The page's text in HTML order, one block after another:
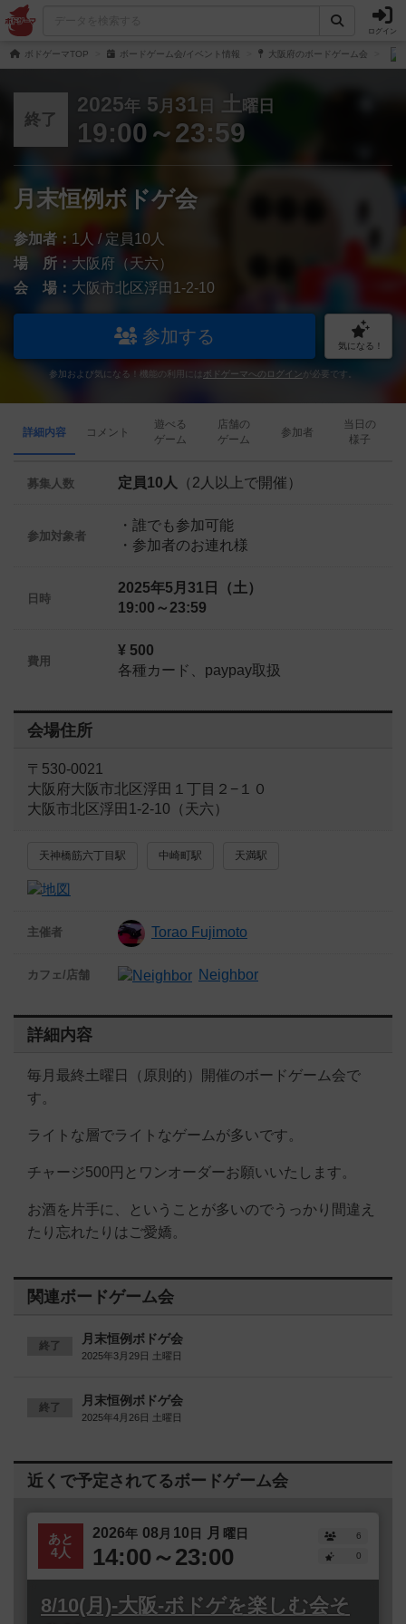
ログイン
ボドゲーマTOP ボードゲーム会/イベント情報 大阪府のボードゲーム会
終了
2025年 5 月 31 日 土曜日
19:00～23:59
月末恒例ボドゲ会
参加者： 1人 / 定員10人
場 所： 大阪府（天六）
会 場： 大阪市北区浮田1-2-10
参加する 気になる！
参加および気になる！機能の利用には ボドゲーマへのログイン が必要です。
詳細内容 コメント
遊べる
ゲーム
店舗の
ゲーム
参加者
当日の
様子
募集人数 定員10人 （2人以上で開催）
参加対象者
・誰でも参加可能
・参加者のお連れ様
日時
2025年5月31日（土）
19:00～23:59
費用
¥ 500
各種カード、paypay取扱
会場住所
〒530-0021
大阪府大阪市北区浮田１丁目２−１０
大阪市北区浮田1-2-10（天六）
天神橋筋六丁目駅 中崎町駅 天満駅
主催者 Torao Fujimoto
カフェ/店舗 Neighbor
詳細内容
毎月最終土曜日（原則的）開催のボードゲーム会で
す。
ライトな層でライトなゲームが多いです。
チャージ500円とワンオーダーお願いいたします。
お酒を片手に、ということが多いのでうっかり間違え
たり忘れたりはご愛嬌。
関連ボードゲーム会
終了 月末恒例ボドゲ会
2025年3月29日 土曜日
終了 月末恒例ボドゲ会
2025年4月26日 土曜日
近くで予定されてるボードゲーム会
あと
4人
2026年 08 月 10日 月 曜日
14:00～23:00
6
0
8/10(月)-大阪-ボドゲを楽しむ会そ